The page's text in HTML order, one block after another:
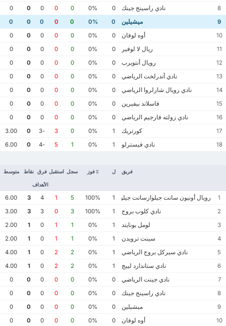
8 نادي راسينج جينك 0
0%
0
0
0
0
0
9
ميشيلين 0
0%
0
0
0
0
0
10
أوه لوفان 0
0%
0
0
0
0
0
11
ريال لا لوفير 0
0%
0
0
0
0
0
12
رويال أنتويرب 0
0%
0
0
0
0
0
13
نادي أندرلخت الرياضي 0
0%
0
0
0
0
0
14
نادي رويال شارلروا الرياضي 0
0%
0
0
0
0
0
15
فاسلاند بيفيرين 0
0%
0
0
0
0
0
16
نادي زولته فارجيم الرياضي 0
0%
0
0
0
0
0
17
كورتريك 1
0%
0
3
-3
0
3.00
18
نادي فيسترلو 1
0%
1
5
-4
0
6.00
فريق ل ٪ فوز سجل استقبل فرق
الأهداف
نقاط متوسط
1 رويال أونيون سانت جيلوازسانت جيلواز 1
100%
5
1
4
3
6.00
2
نادي كلوب بروج 1
100%
3
0
3
3
3.00
3
لومل يونايتد 1
0%
1
1
0
1
2.00
4
سينت ترويدن 1
0%
1
1
0
1
2.00
5
نادي سيركل بروج الرياضي 1
0%
2
2
0
1
4.00
6
نادي ستاندارد لييج 1
0%
2
2
0
1
4.00
7
نادي جينت الرياضي 0
0%
0
0
0
0
0
8
نادي راسينج جينك 0
0%
0
0
0
0
0
9
ميشيلين 0
0%
0
0
0
0
0
10
أوه لوفان 0
0%
0
0
0
0
0